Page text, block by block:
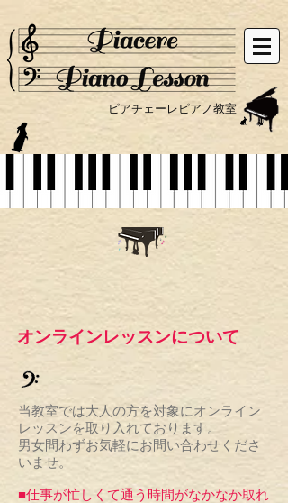
ピアチェーレピアノ教室
​オンラインレッスンについて
当教室では大人の方を対象にオンライン
レッスンを取り入れております。
​男女問わずお気軽にお問い合わせくださ
いませ。
■仕事が忙しくて通う時間がなかなか取れ